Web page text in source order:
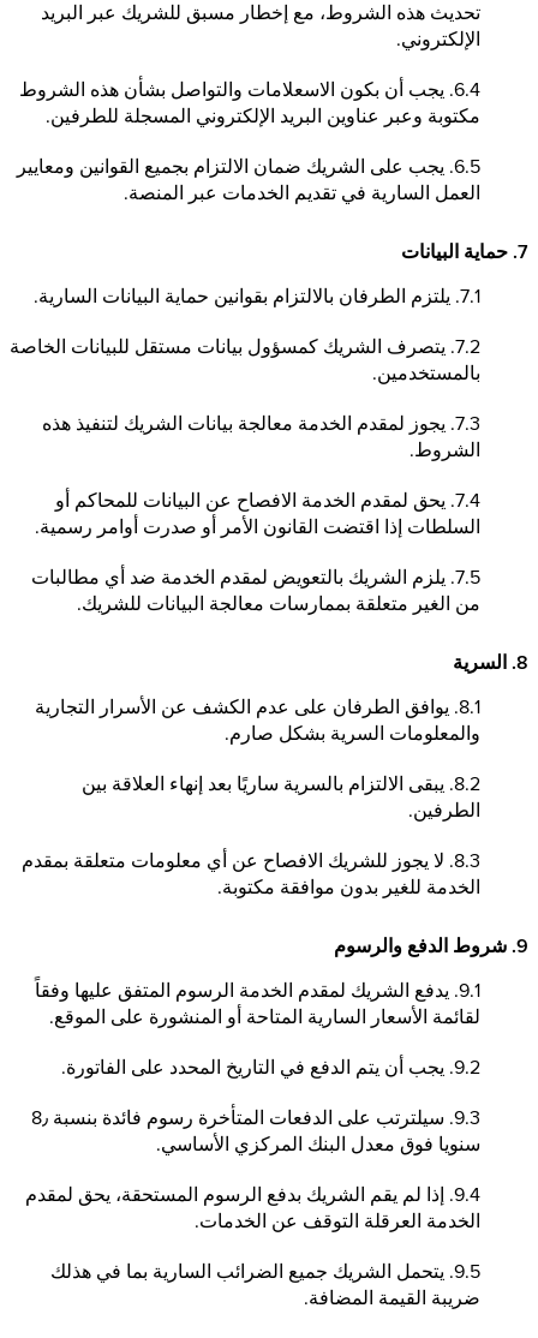
تحديث هذه الشروط، مع إخطار مسبق للشريك عبر البريد
الإلكتروني.
6.4. يجب أن بكون الاسعلامات والتواصل بشأن هذه الشروط
مكتوبة وعبر عناوين البريد الإلكتروني المسجلة للطرفين.
6.5. يجب على الشريك ضمان الالتزام بجميع القوانين ومعايير
العمل السارية في تقديم الخدمات عبر المنصة.
7. حماية البيانات
7.1. يلتزم الطرفان بالالتزام بقوانين حماية البيانات السارية.
7.2. يتصرف الشريك كمسؤول بيانات مستقل للبيانات الخاصة
بالمستخدمين.
7.3. يجوز لمقدم الخدمة معالجة بيانات الشريك لتنفيذ هذه
الشروط.
7.4. يحق لمقدم الخدمة الافصاح عن البيانات للمحاكم أو
السلطات إذا اقتضت القانون الأمر أو صدرت أوامر رسمية.
7.5. يلزم الشريك بالتعويض لمقدم الخدمة ضد أي مطالبات
من الغير متعلقة بممارسات معالجة البيانات للشريك.
8. السرية
8.1. يوافق الطرفان على عدم الكشف عن الأسرار التجارية
والمعلومات السرية بشكل صارم.
8.2. يبقى الالتزام بالسرية ساريًا بعد إنهاء العلاقة بين
الطرفين.
8.3. لا يجوز للشريك الافصاح عن أي معلومات متعلقة بمقدم
الخدمة للغير بدون موافقة مكتوبة.
9. شروط الدفع والرسوم
9.1. يدفع الشريك لمقدم الخدمة الرسوم المتفق عليها وفقاً
لقائمة الأسعار السارية المتاحة أو المنشورة على الموقع.
9.2. يجب أن يتم الدفع في التاريخ المحدد على الفاتورة.
9.3. سيلترتب على الدفعات المتأخرة رسوم فائدة بنسبة 8٫
سنويا فوق معدل البنك المركزي الأساسي.
9.4. إذا لم يقم الشريك بدفع الرسوم المستحقة، يحق لمقدم
الخدمة العرقلة التوقف عن الخدمات.
9.5. يتحمل الشريك جميع الضرائب السارية بما في هذلك
ضريبة القيمة المضافة.